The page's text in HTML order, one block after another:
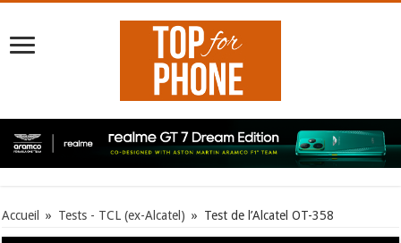
Accueil » Tests - TCL (ex-Alcatel) » Test de l’Alcatel OT-358